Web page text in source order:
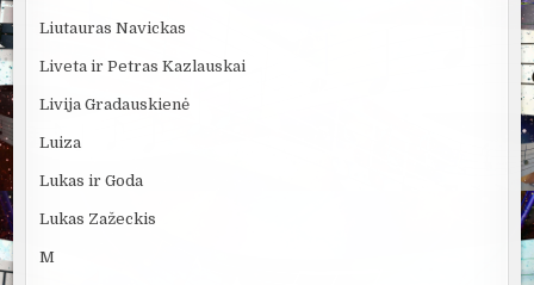
Liutauras Navickas
Liveta ir Petras Kazlauskai
Livija Gradauskienė
Luiza
Lukas ir Goda
Lukas Zažeckis
M